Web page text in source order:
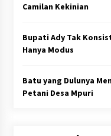
Camilan Kekinian
Bupati Ady Tak
Hanya Modus
Batu yang Dulunya
Petani Desa Mpuri